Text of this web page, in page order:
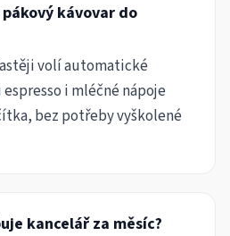
kávovar do
volí automatické
i mléčné nápoje
bez potřeby vyškolené
kancelář za měsíc?